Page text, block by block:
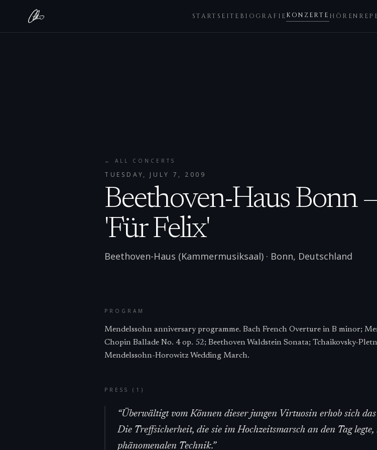
STARTSEITE BIOGRAFIEKONZERTE HÖREN
← ALL CONCERTS
TUESDAY, JULY 7, 2009
Beethoven-Haus Bonn
'Für Felix'
Beethoven-Haus (Kammermusiksaal) · Bonn, Deutschland
PROGRAM
Mendelssohn anniversary programme. Bach French Overture in B minor;
Chopin Ballade No. 4 op. 52; Beethoven Waldstein Sonata; Tchaikovsky-
Mendelssohn-Horowitz Wedding March.
PRESS ( 1 )
“Überwältigt vom Können dieser jungen Virtuosin erhob sich
Die Treffsicherheit, die sie im Hochzeitsmarsch an den Tag legte,
phänomenalen Technik.”